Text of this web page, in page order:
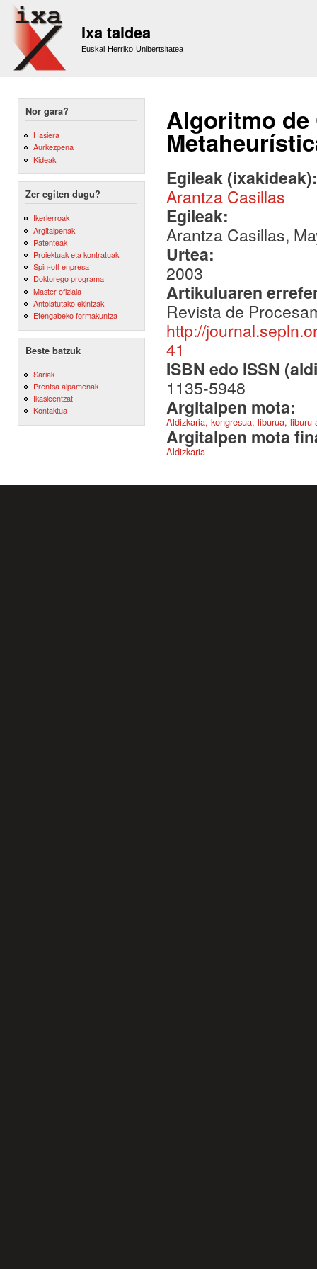
Ixa taldea
Euskal Herriko Unibertsitatea
Nor gara?
Hasiera
Aurkezpena
Kideak
Zer egiten dugu?
Ikerlerroak
Argitalpenak
Patenteak
Proiektuak eta kontratuak
Spin-off enpresa
Doktorego programa
Master ofiziala
Antolatutako ekintzak
Etengabeko formakuntza
Beste batzuk
Sariak
Prentsa aipamenak
Ikasleentzat
Kontaktua
Algoritmo
Egileak
Arantza Casillas
Egileak:
Arantza Casillas,
Urtea:
2003
Artikuluaren
Revista de
http://
41
ISBN edo ISSN
1135-5948
Argitalpen mota:
Aldizkaria, kongresua, liburua,
Argitalpen mota
Aldizkaria